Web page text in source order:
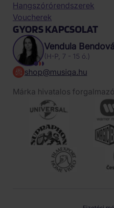
Hangszórórendszerek
Voucherek
GYORS KAPCSOLAT
Vendula Bendová
(H-P, 7 - 15 ó.)
shop@musiqa.hu
Márka hivatalos